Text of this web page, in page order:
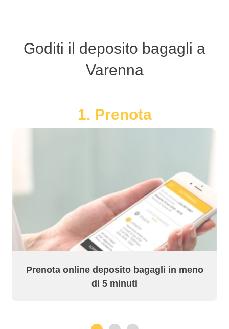
Goditi il deposito bagagli a
Varenna
1. Prenota
Prenota online deposito bagagli in meno
di 5 minuti